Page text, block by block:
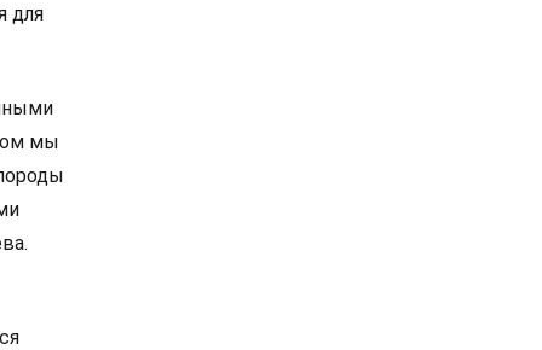
для
мы